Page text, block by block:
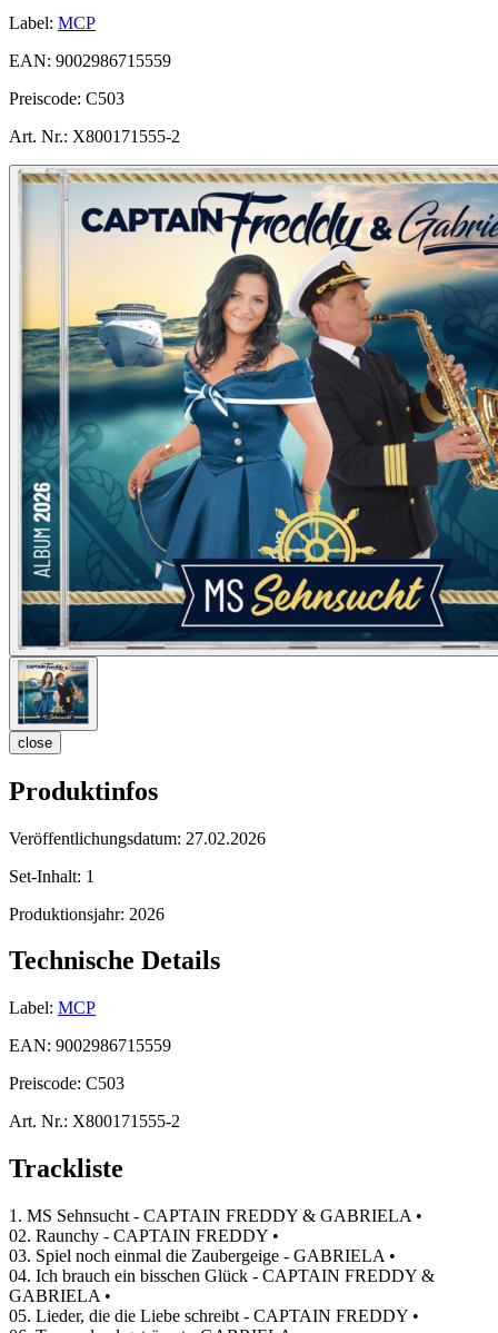
Label: MCP
EAN: 9002986715559
Preiscode: C503
Art. Nr.: X800171555-2
close
Produktinfos
Veröffentlichungsdatum: 27.02.2026
Set-Inhalt: 1
Produktionsjahr: 2026
Technische Details
Label: MCP
EAN: 9002986715559
Preiscode: C503
Art. Nr.: X800171555-2
Trackliste
1. MS Sehnsucht - CAPTAIN FREDDY & GABRIELA •
02. Raunchy - CAPTAIN FREDDY •
03. Spiel noch einmal die Zaubergeige - GABRIELA •
04. Ich brauch ein bisschen Glück - CAPTAIN FREDDY &
GABRIELA •
05. Lieder, die die Liebe schreibt - CAPTAIN FREDDY •